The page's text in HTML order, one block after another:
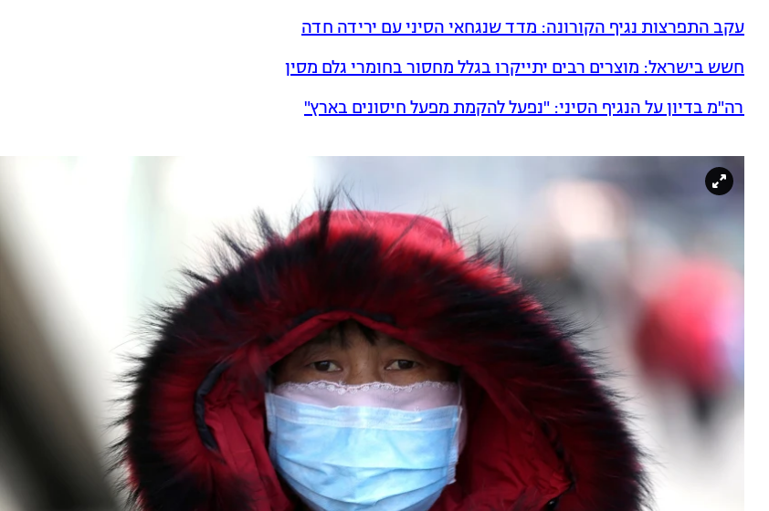
עקב התפרצות נגיף הקורונה: מדד שנגחאי הסיני עם ירידה חדה
חשש בישראל: מוצרים רבים יתייקרו בגלל מחסור בחומרי גלם מסין
רה"מ בדיון על הנגיף הסיני: "נפעל להקמת מפעל חיסונים בארץ"